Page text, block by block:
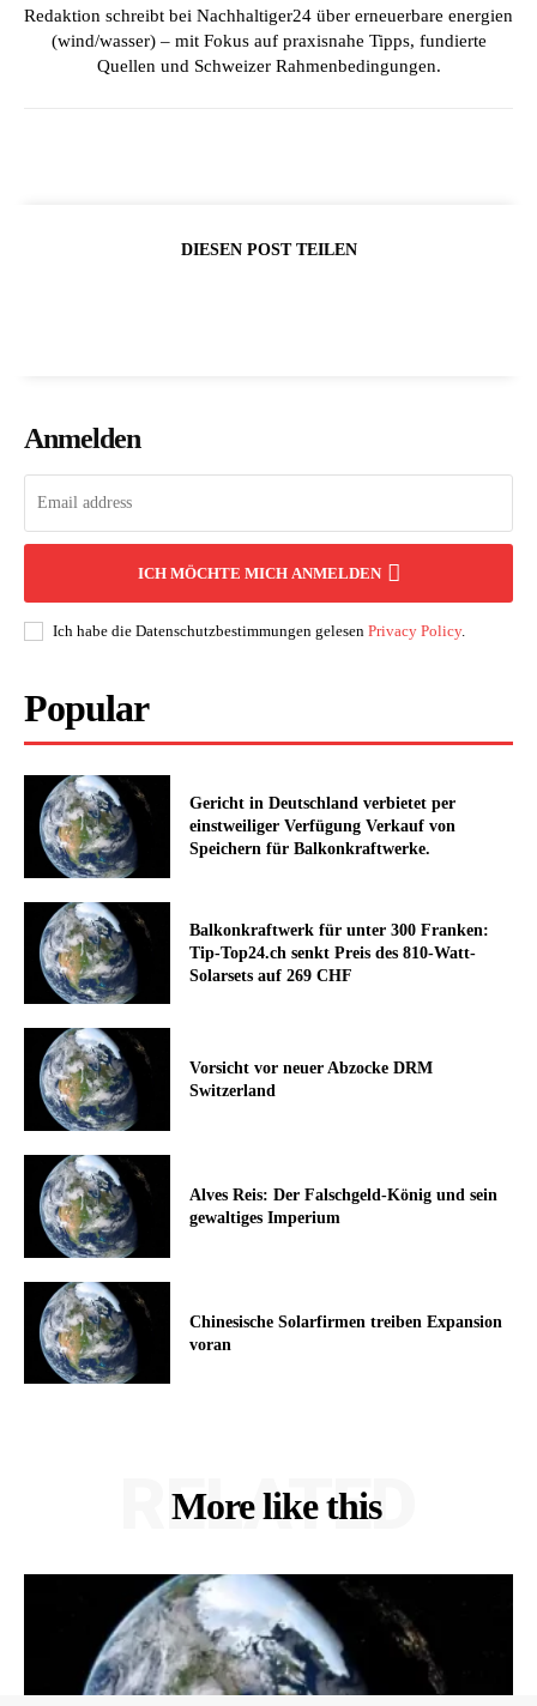
Redaktion schreibt bei Nachhaltiger24 über erneuerbare energien
(wind/wasser) – mit Fokus auf praxisnahe Tipps, fundierte
Quellen und Schweizer Rahmenbedingungen.
DIESEN POST TEILEN
Anmelden
ICH MÖCHTE MICH ANMELDEN
Ich habe die Datenschutzbestimmungen gelesen Privacy Policy.
Popular
Gericht in Deutschland verbietet per
einstweiliger Verfügung Verkauf von
Speichern für Balkonkraftwerke.
Balkonkraftwerk für unter 300 Franken:
Tip-Top24.ch senkt Preis des 810-Watt-
Solarsets auf 269 CHF
Vorsicht vor neuer Abzocke DRM
Switzerland
Alves Reis: Der Falschgeld-König und sein
gewaltiges Imperium
Chinesische Solarfirmen treiben Expansion
voran
More like this
RELATED